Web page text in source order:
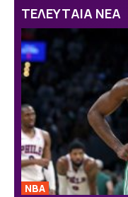
ΤΕΛΕΥΤΑΙΑ ΝΕΑ
NBA